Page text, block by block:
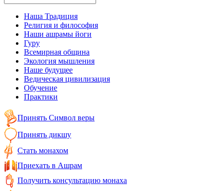
Наша Традиция
Религия и философия
Наши ашрамы йоги
Гуру
Всемирная община
Экология мышления
Наше будущее
Ведическая цивилизация
Обучение
Практики
Принять Символ веры
Принять дикшу
Стать монахом
Приехать в Ашрам
Получить консультацию монаха